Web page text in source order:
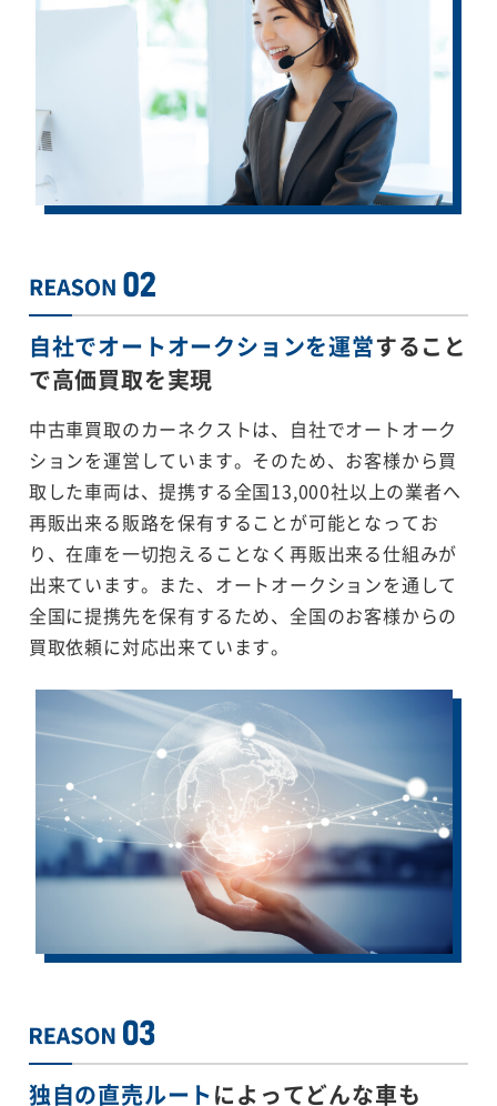
自社でオートオークションを運営すること
で高価買取を実現
中古車買取のカーネクストは、自社でオートオーク
ションを運営しています。そのため、お客様から買
取した車両は、提携する全国13,000社以上の業者へ
再販出来る販路を保有することが可能となってお
り、在庫を一切抱えることなく再販出来る仕組みが
出来ています。また、オートオークションを通して
全国に提携先を保有するため、全国のお客様からの
買取依頼に対応出来ています。
独自の直売ルートによってどんな車も